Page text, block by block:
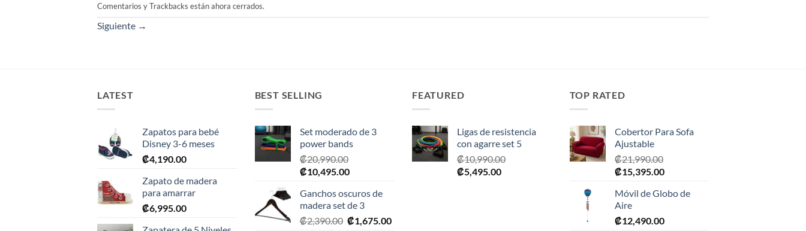
Comentarios y Trackbacks están ahora cerrados.
Siguiente →
LATEST
Zapatos para bebé
Disney 3-6 meses
₡4,190.00
Zapato de madera
para amarrar
₡6,995.00
BEST SELLING
Set moderado de 3
power bands
₡20,990.00
El
original
era:
₡20,990.00.
₡10,495.00El
actual
es:
₡10,495.00.
Ganchos oscuros de
madera set de 3
₡2,390.00 El
₡1,675.00El
FEATURED
Ligas de resistencia
con agarre set 5
₡10,990.00
El
₡5,495.00El
TOP RATED
Cobertor Para Sofa
Ajustable
₡21,990.00
El
original
era:
₡21,990.00.
₡15,395.00El
actual
₡15,395.00.
Móvil de Globo de
Aire
₡12,490.00